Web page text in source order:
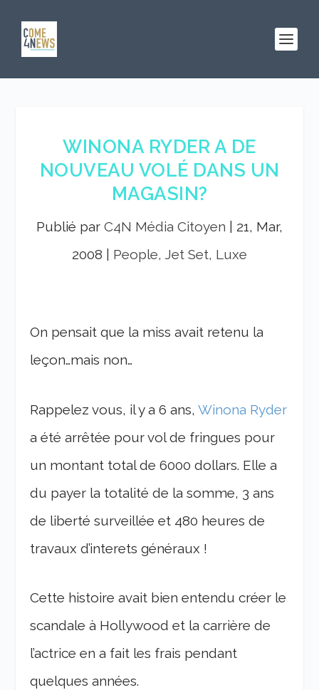
WINONA RYDER A DE
NOUVEAU VOLÉ DANS UN
MAGASIN?
Publié par C4N Média Citoyen
21, Mar,
2008
People, Jet Set, Luxe
On pensait que la miss avait retenu la
leçon…mais non…
Rappelez vous, il y a 6 ans,Winona Ryder
a été arrêtée pour vol de fringues pour
un montant total de 6000 dollars. Elle a
du payer la totalité de la somme, 3 ans
de liberté surveillée et 480 heures de
travaux d’interets généraux !
Cette histoire avait bien entendu créer le
scandale à Hollywood et la carrière de
l’actrice en a fait les frais pendant
quelques années.